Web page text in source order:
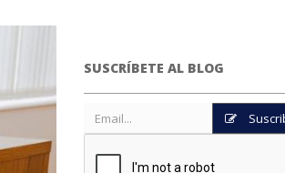
SUSCRÍBETE AL BLOG